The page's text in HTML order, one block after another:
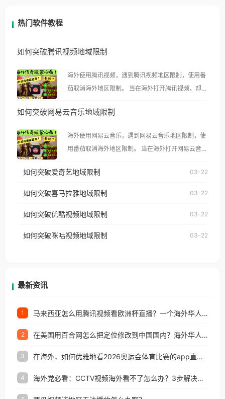
热门软件教程
如何突破腾讯视频地域限制
海外使用腾讯视频，遇到腾讯视频地区限制，使用番
茄取消海外地区限制。 当在海外打开腾讯视频，却突
示语。 海外用户如香港、澳门、台湾、美国、加拿
像其他音乐平台一样，出现地区及版权限制问题，且
仅能在中国大陆地区播放。 遇到这个问题的朋友们，
使用番茄回国加速器，即可解决「海外用户收听腾讯
台湾、美国、加拿大、澳大利亚、欧洲等国家和地区
权限制所困扰。
如何突破网易云音乐地域限制
海外使用网易云音乐，遇到网易云音乐地区限制，使
用番茄取消海外地区限制。 当在海外打开网易云音
播放”的提示语。 海外用户如香港、澳门、台湾、美
国、加拿大、澳大利亚、欧洲等国家和地区时，网易
制问题，且仅能在中国大陆地区播放。 遇到这个问题
户收听网易云音乐地区版权限制」的问题，无论人在
如何突破爱奇艺地域限制 03-22
如何突破喜马拉雅地域限制 03-22
如何突破优酷视频地域限制 03-22
如何突破咪咕视频地域限制 03-22
最新资讯
1 马来西亚怎么用腾讯视频看欧洲杯直播？一个海外华人的真实困扰与破解
2 在美国用百合网怎么把定位修改到中国国内？海外华人必备的回国加速指南
3 在海外，如何优雅地看2026奥运会体育比赛的app直播？
4 海外党必看：CCTV视频海外看不了怎么办？3步解决地区限制+追剧自由